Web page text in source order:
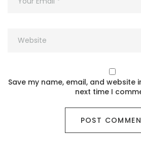
Save my name, email, and website
next time I